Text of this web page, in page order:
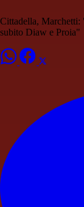
Cittadella, Marchetti:
subito Diaw e Proia"